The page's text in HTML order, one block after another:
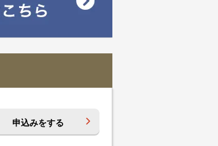
申込みをする